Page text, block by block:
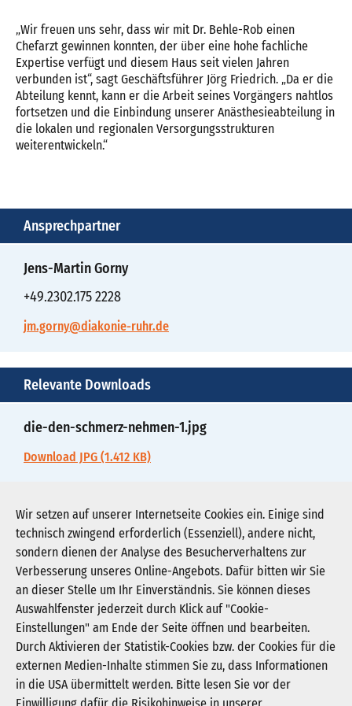
Wir setzen auf unserer Internetseite Cookies ein. Einige sind
technisch zwingend erforderlich (Essenziell), andere nicht,
sondern dienen der Analyse des Besucherverhaltens zur
Verbesserung unseres Online-Angebots. Dafür bitten wir Sie
an dieser Stelle um Ihr Einverständnis. Sie können dieses
Auswahlfenster jederzeit durch Klick auf "Cookie-
Einstellungen" am Ende der Seite öffnen und bearbeiten.
Durch Aktivieren der Statistik-Cookies bzw. der Cookies für die
externen Medien-Inhalte stimmen Sie zu, dass Informationen
in die USA übermittelt werden. Bitte lesen Sie vor der
„Wir freuen uns sehr, dass wir mit Dr. Behle-Rob einen
Chefarzt gewinnen konnten, der über eine hohe fachliche
Expertise verfügt und diesem Haus seit vielen Jahren
verbunden ist“, sagt Geschäftsführer Jörg Friedrich. „Da er die
Abteilung kennt, kann er die Arbeit seines Vorgängers nahtlos
fortsetzen und die Einbindung unserer Anästhesieabteilung in
die lokalen und regionalen Versorgungsstrukturen
weiterentwickeln.“
Ansprechpartner
Jens-Martin Gorny
+49.2302.175 2228
jm.gorny@diakonie-ruhr.de
Relevante Downloads
die-den-schmerz-nehmen-1.jpg
Download JPG (1.412 KB)
die-den-schmerz-nehmen-2.pdf
Download PDF (40 KB)
Newsletter abonnieren
Registrieren
KGNW - Krankenhausgesellschaft Nordrhein-